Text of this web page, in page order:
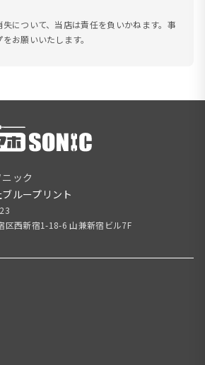
について、当店は責任を負いかねます。事
お願いいたします。
ック
ループリント
区西新宿1-18-6 山兼新宿ビル7F